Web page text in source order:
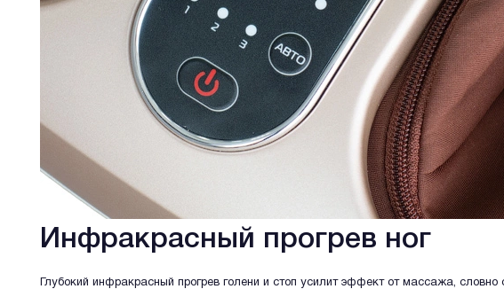
Инфракрасный прогрев ног
Глубокий инфракрасный прогрев голени и стоп усилит эффект от массажа,